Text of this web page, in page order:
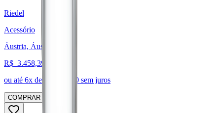
Riedel
Acessório
Áustria, Áustria
R$ 3.458,39
ou até 6x de R$ 576,40 sem juros
COMPRAR